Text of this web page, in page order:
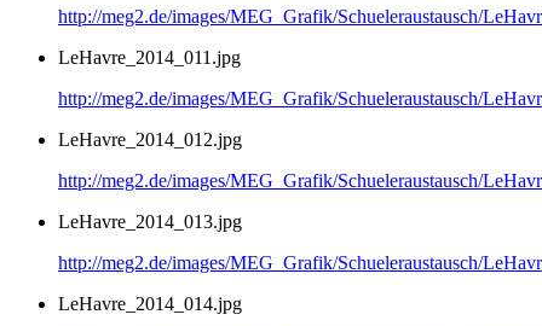
http://meg2.de/images/MEG_Grafik/Schueleraustausch/
LeHavre_2014_011.jpg
http://meg2.de/images/MEG_Grafik/Schueleraustausch/
LeHavre_2014_012.jpg
http://meg2.de/images/MEG_Grafik/Schueleraustausch/
LeHavre_2014_013.jpg
http://meg2.de/images/MEG_Grafik/Schueleraustausch/
LeHavre_2014_014.jpg